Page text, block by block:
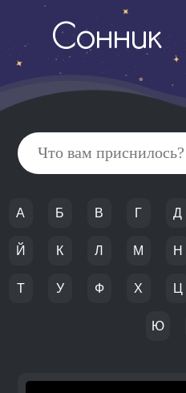
Сонник
А Б В Г Д
Й К Л М Н
Т У Ф Х Ц
Ю